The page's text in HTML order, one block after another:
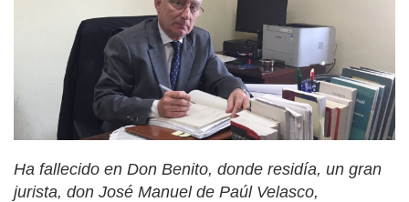
Ha fallecido en Don Benito, donde residía, un gran
jurista, don José Manuel de Paúl Velasco,